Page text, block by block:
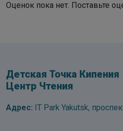
Оценок пока нет. Поставьте
Детская Точка Кипения
Центр Чтения
Адрес: IT Park Yakutsk,